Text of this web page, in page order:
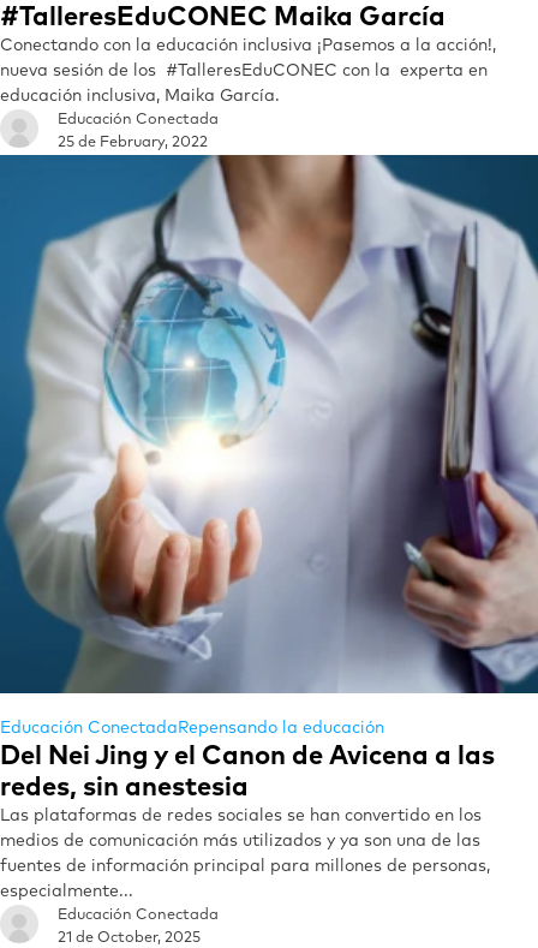
#TalleresEduCONEC Maika García
Conectando con la educación inclusiva ¡Pasemos a la acción!,
nueva sesión de los #TalleresEduCONEC con la experta en
educación inclusiva, Maika García.
Educación Conectada
25 de February, 2022
Educación Conectada Repensando la educación
Del Nei Jing y el Canon de Avicena a las
redes, sin anestesia
Las plataformas de redes sociales se han convertido en los
medios de comunicación más utilizados y ya son una de las
fuentes de información principal para millones de personas,
especialmente...
Educación Conectada
21 de October, 2025